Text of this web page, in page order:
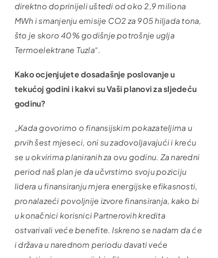
direktno doprinijeli uštedi od oko 2,9 miliona
MWh i smanjenju emisije CO2 za 905 hiljada tona,
što je skoro 40% godišnje potrošnje uglja
Termoelektrane Tuzla“.
Kako ocjenjujete dosadašnje poslovanje u
tekućoj godini i kakvi su Vaši planovi za sljedeću
godinu?
„Kada govorimo o finansijskim pokazateljima u
prvih šest mjeseci, oni su zadovoljavajući i kreću
se u okvirima planiranih za ovu godinu. Za naredni
period naš plan je da učvrstimo svoju poziciju
lidera u finansiranju mjera energijske efikasnosti,
pronalazeći povoljnije izvore finansiranja, kako bi
u konačnici korisnici Partnerovih kredita
ostvarivali veće benefite. Iskreno se nadam da će
i država u narednom periodu davati veće